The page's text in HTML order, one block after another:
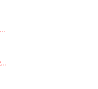
1d2aea20d1f88c94645cf3fe44285e7d.rtf
dce9b784e18a45a6675534e2016c6b96.pdf